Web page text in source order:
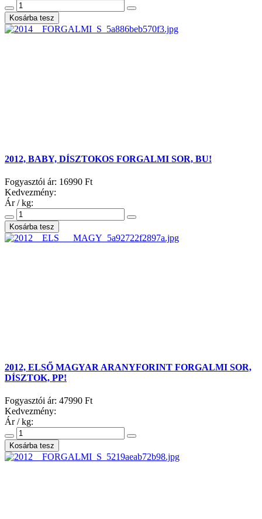
2012, BABY, DÍSZTOKOS FORGALMI SOR, BU!
Fogyasztói ár: 16990 Ft
Kedvezmény:
Ár / kg:
2012, ELSŐ MAGYAR ARANYFORINT FORGALMI SOR,
DÍSZTOK, PP!
Fogyasztói ár: 47990 Ft
Kedvezmény:
Ár / kg: